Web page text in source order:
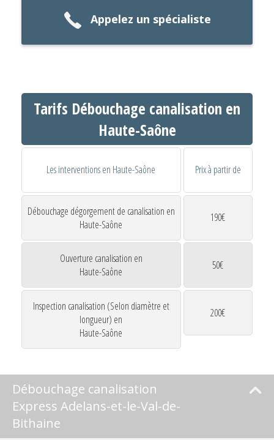
Appelez un spécialiste
Tarifs Débouchage canalisation en
Haute-Saône
Les interventions en Haute-Saône Prix à partir de
Débouchage dégorgement de canalisation en
Haute-Saône
190€
Ouverture canalisation en
Haute-Saône
50€
Inspection canalisation (Selon diamètre et
longueur) en
Haute-Saône
200€
Débouchage canalisation
Express Adelans-et-le-Val-de-
Bithaine